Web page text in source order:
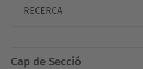
RECERCA
Cap de Secció